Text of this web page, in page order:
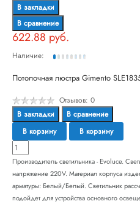
В закладки
В сравнение
622.88 руб.
Наличие:
Потолочная люстра Gimento
Отзывов: 0
В закладки
В сравнение
В корзину
В корзину
Производитель светильника - Evoluce.
напряжение 220V. Материал корпуса
арматуры: Белый/Белый. Светильник
подойдет для устройства основного